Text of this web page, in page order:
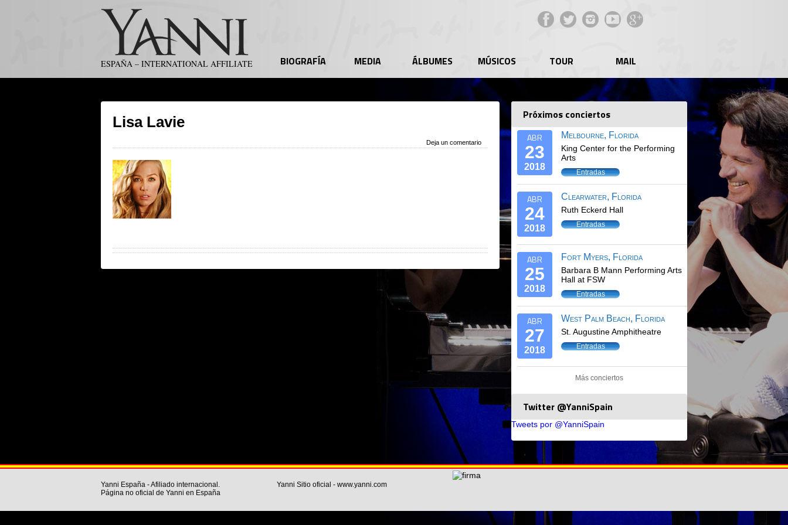
ESPAÑA – INTERNATIONAL AFFILIATE BIOGRAFÍA MEDIA ÁLBUMES MÚSICOS TOUR MAIL
Lisa Lavie
Deja un comentario
Próximos conciertos
ABR
23
2018
Melbourne, Florida
King Center for the Performing
Arts
Entradas
ABR
24
2018
Clearwater, Florida
Ruth Eckerd Hall
Entradas
ABR
25
2018
Fort Myers, Florida
Barbara B Mann Performing Arts
Hall at FSW
Entradas
ABR
27
2018
West Palm Beach, Florida
St. Augustine Amphitheatre
Entradas
Más conciertos
Twitter @YanniSpain
Tweets por @YanniSpain
Yanni España - Afiliado internacional.
Página no oficial de Yanni en España
Yanni Sitio oficial - www.yanni.com